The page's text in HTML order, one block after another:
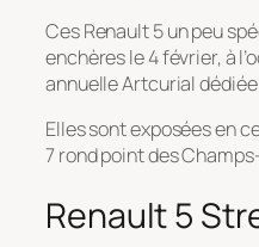
Ces Renault 5 un peu
enchères le 4 février, à
annuelle Artcurial
Elles sont exposées en
7 rond point des
Renault 5